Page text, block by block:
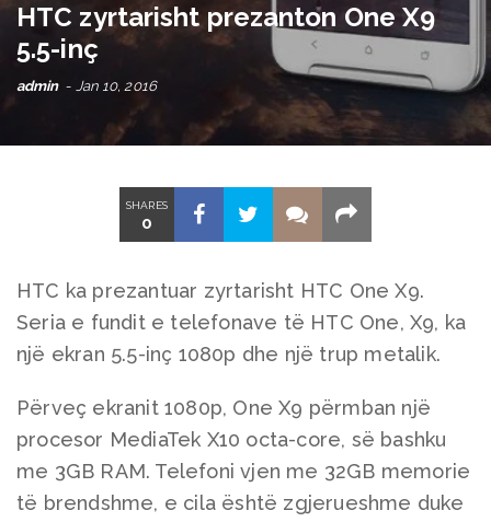
HTC zyrtarisht prezanton One X9
5.5-inç
admin Jan 10, 2016
SHARES
0
HTC ka prezantuar zyrtarisht HTC One X9.
Seria e fundit e telefonave të HTC One, X9, ka
një ekran 5.5-inç 1080p dhe një trup metalik.
Përveç ekranit 1080p, One X9 përmban një
procesor MediaTek X10 octa-core, së bashku
me 3GB RAM. Telefoni vjen me 32GB memorie
të brendshme, e cila është zgjerueshme duke